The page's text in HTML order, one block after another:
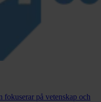
på vetenskap och